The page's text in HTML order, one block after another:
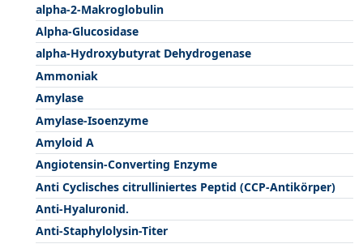
alpha-2-Makroglobulin
Alpha-Glucosidase
alpha-Hydroxybutyrat Dehydrogenase
Ammoniak
Amylase
Amylase-Isoenzyme
Amyloid A
Angiotensin-Converting Enzyme
Anti Cyclisches citrulliniertes Peptid (CCP-Antikörper)
Anti-Hyaluronid.
Anti-Staphylolysin-Titer